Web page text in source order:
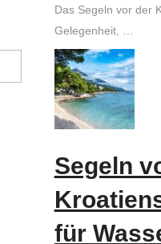
Das Segeln vor der
Gelegenheit, …
Segeln
für